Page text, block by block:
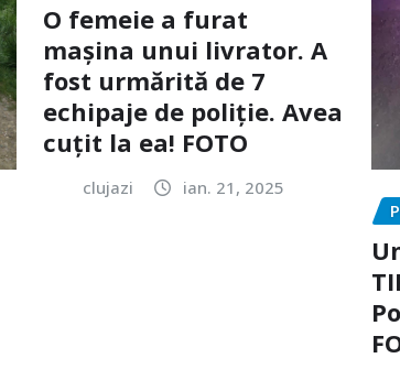
O femeie a furat
mașina unui livrator. A
fost urmărită de 7
echipaje de poliție. Avea
cuțit la ea! FOTO
clujazi
ian. 21, 2025